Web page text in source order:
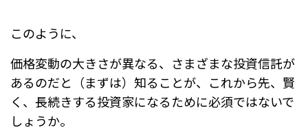
このように、
価格変動の大きさが異なる、さまざまな投資信託が
あるのだと（まずは）知ることが、これから先、賢
く、長続きする投資家になるために必須ではないで
しょうか。